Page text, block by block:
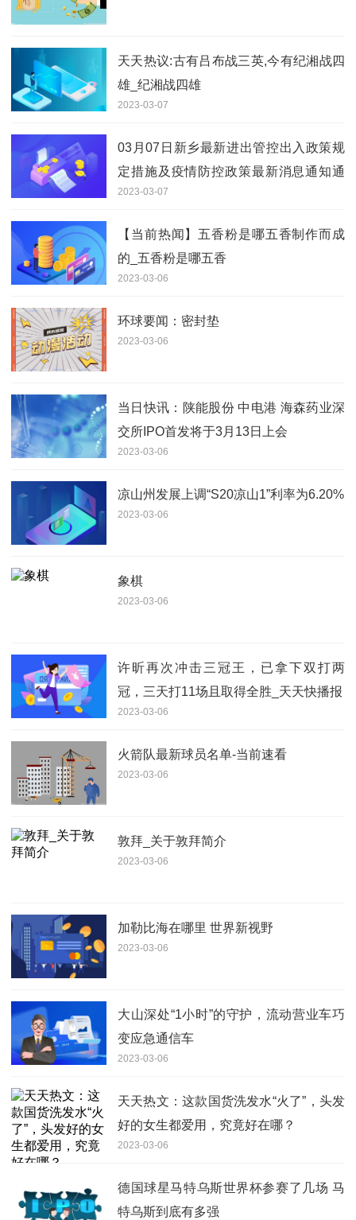
天天热议:古有吕布战三英,今有纪湘战四
雄_纪湘战四雄
2023-03-07
03月07日新乡最新进出管控出入政策规
定措施及疫情防控政策最新消息通知通
告|热资讯
2023-03-07
【当前热闻】五香粉是哪五香制作而成
的_五香粉是哪五香
2023-03-06
环球要闻：密封垫
2023-03-06
当日快讯：陕能股份 中电港 海森药业深
交所IPO首发将于3月13日上会
2023-03-06
凉山州发展上调“S20凉山1”利率为6.20%
2023-03-06
象棋
2023-03-06
许昕再次冲击三冠王，已拿下双打两
冠，三天打11场且取得全胜_天天快播报
2023-03-06
火箭队最新球员名单-当前速看
2023-03-06
敦拜_关于敦拜简介
2023-03-06
加勒比海在哪里 世界新视野
2023-03-06
大山深处“1小时”的守护，流动营业车巧
变应急通信车
2023-03-06
天天热文：这款国货洗发水“火了”，头发
好的女生都爱用，究竟好在哪？
2023-03-06
德国球星马特乌斯世界杯参赛了几场 马
特乌斯到底有多强